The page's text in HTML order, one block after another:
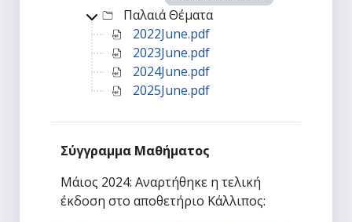
Παλαιά Θέματα
2022June.pdf
2023June.pdf
2024June.pdf
2025June.pdf
Σύγγραμμα Μαθήματος
Μάιος 2024: Αναρτήθηκε η τελική
έκδοση στο αποθετήριο Κάλλιπος: